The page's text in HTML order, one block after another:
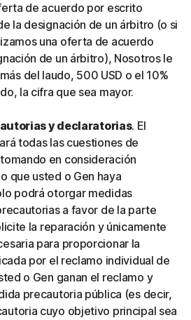
de acuerdo por escrito
la designación de un árbitro (o si
una oferta de acuerdo
de un árbitro), Nosotros le
del laudo, 500 USD o el 10%
la cifra que sea mayor.
y declaratorias. El
todas las cuestiones de
en consideración
que usted o Gen haya
podrá otorgar medidas
a favor de la parte
la reparación y únicamente
para proporcionar la
por el reclamo individual de
o Gen ganan el reclamo y
precautoria pública (es decir,
cuyo objetivo principal sea